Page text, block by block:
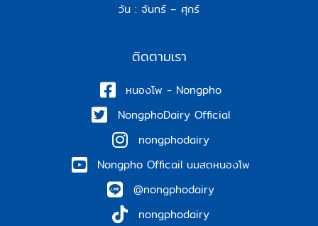
วัน : จันทร์ – ศุกร์
ติดตามเรา
หนองโพ - Nongpho
NongphoDairy Official
nongphodairy
Nongpho Officail นมสดหนองโพ
@nongphodairy
nongphodairy